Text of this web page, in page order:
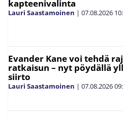
kapteenivalinta
Lauri Saastamoinen | 07.08.2026
Evander Kane voi tehdä
ratkaisun – nyt pöydällä
siirto
Lauri Saastamoinen | 07.08.2026